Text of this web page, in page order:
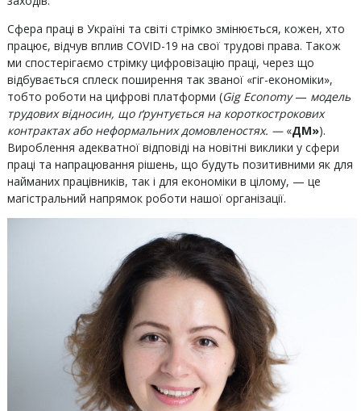
Сфера праці в Україні та світі стрімко змінюється, кожен, хто
працює, відчув вплив COVID-19 на свої трудові права. Також
ми спостерігаємо стрімку цифровізацію праці, через що
відбувається сплеск поширення так званої «гіг-економіки»,
тобто роботи на цифрові платформи (Gig Economy— модель
трудових відносин, що ґрунтується на короткострокових
контрактах або неформальних домовленостях. —«ДМ»).
Вироблення адекватної відповіді на новітні виклики у сфери
праці та напрацювання рішень, що будуть позитивними як для
найманих працівників, так і для економіки в цілому, — це
магістральний напрямок роботи нашої організації.